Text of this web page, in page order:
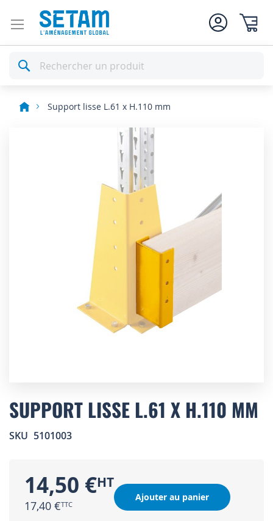
Rechercher
Support lisse L.61 x H.110 mm
to
the
of
SUPPORT LISSE L.61 X H.110 MM
SKU 5101003
14,50 €
17,40 €
Ajouter au panier